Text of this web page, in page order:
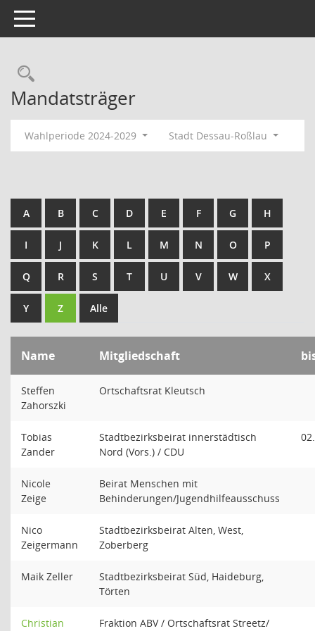
Toggle navigation
Rechercheauswahl
Mandatsträger
Wahlperiode 2024-2029 Stadt Dessau-Roßlau
A B C D E F G H
I J K L M N O P
Q R S T U V W X
Y Z Alle
Name Mitgliedschaft
Steffen
Zahorszki
Ortschaftsrat Kleutsch
Tobias
Zander
Stadtbezirksbeirat innerstädtisch
Nord (Vors.) / CDU
Nicole
Zeige
Beirat Menschen mit
Behinderungen/Jugendhilfeausschuss
Nico
Zeigermann
Stadtbezirksbeirat Alten, West,
Zoberberg
Maik Zeller
Stadtbezirksbeirat Süd, Haideburg,
Törten
Christian Fraktion ABV / Ortschaftsrat Streetz/